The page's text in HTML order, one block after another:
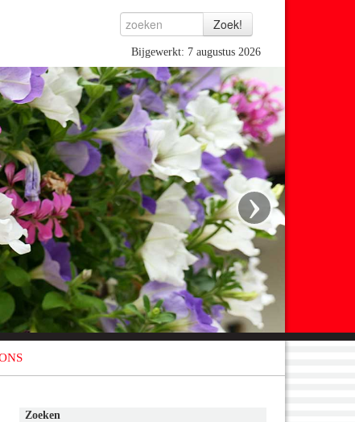
Bijgewerkt: 7 augustus 2026
›
Zoeken